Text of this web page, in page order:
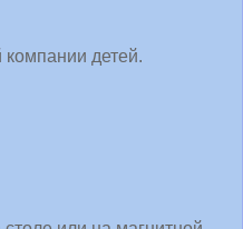
детей.